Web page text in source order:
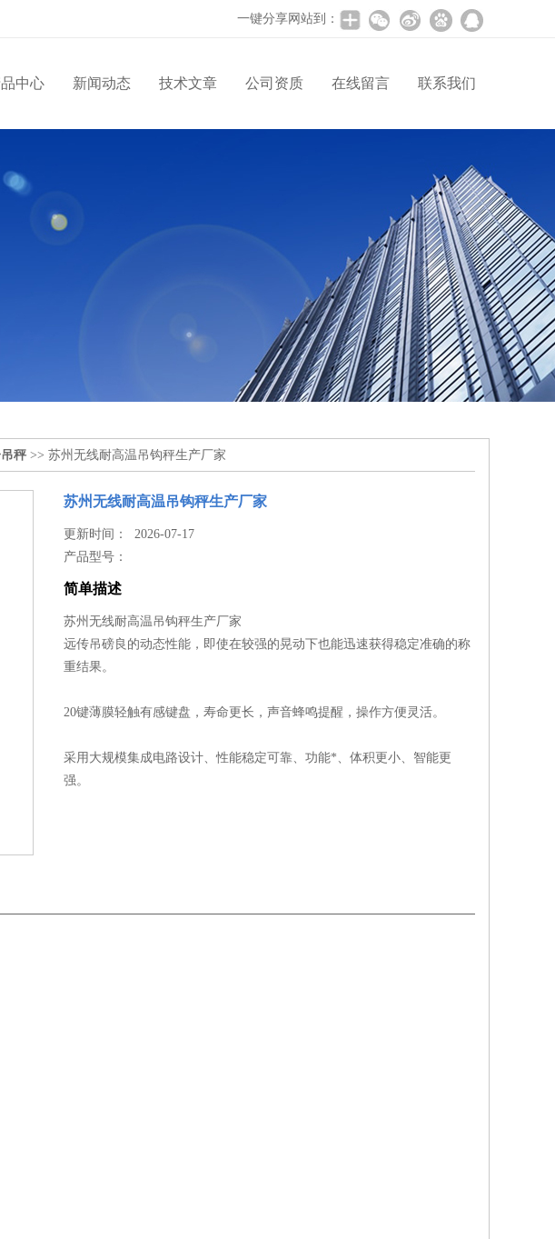
一键分享网站到：
中心 新闻动态 技术文章 公司资质 在线留言 联系我们
秤 >> 苏州无线耐高温吊钩秤生产厂家
苏州无线耐高温吊钩秤生产厂家
更新时间： 2026-07-17
产品型号：
简单描述
苏州无线耐高温吊钩秤生产厂家
远传吊磅良的动态性能，即使在较强的晃动下也能迅速获得稳定准确的称
重结果。
20键薄膜轻触有感键盘，寿命更长，声音蜂鸣提醒，操作方便灵活。
采用大规模集成电路设计、性能稳定可靠、功能*、体积更小、智能更
强。